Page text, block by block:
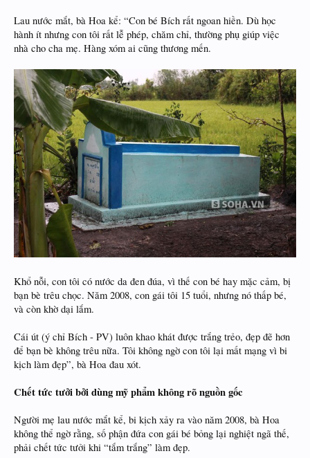
Lau nước mắt, bà Hoa kể: “Con bé Bích rất ngoan hiền. Dù học
hành ít nhưng con tôi rất lễ phép, chăm chỉ, thường phụ giúp việc
nhà cho cha mẹ. Hàng xóm ai cũng thương mến.
Khổ nỗi, con tôi có nước da đen đúa, vì thế con bé hay mặc cảm, bị
bạn bè trêu chọc. Năm 2008, con gái tôi 15 tuổi, nhưng nó thấp bé,
và còn khờ dại lắm.
Cái út (ý chỉ Bích - PV) luôn khao khát được trắng trẻo, đẹp đẽ hơn
để bạn bè không trêu nữa. Tôi không ngờ con tôi lại mất mạng vì bi
kịch làm đẹp”, bà Hoa đau xót.
Chết tức tưởi bởi dùng mỹ phẩm không rõ nguồn gốc
Người mẹ lau nước mắt kể, bi kịch xảy ra vào năm 2008, bà Hoa
không thể ngờ rằng, số phận đứa con gái bé bỏng lại nghiệt ngã thế,
phải chết tức tưởi khi “tắm trắng” làm đẹp.